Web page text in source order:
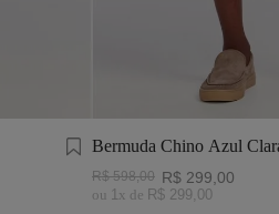
Bermuda Chino Azul
R$ 598,00 R$ 299 00
ou 1x de R$ 299, 00